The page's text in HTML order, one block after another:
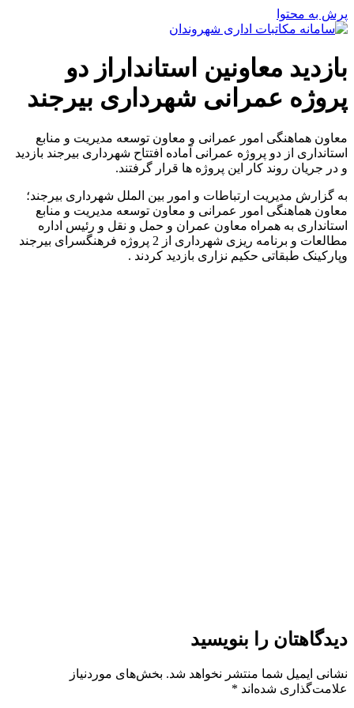
پرش به محتوا
بازدید معاونین استانداراز دو
پروژه عمرانی شهرداری بیرجند
معاون هماهنگی امور عمرانی و معاون توسعه مدیریت و منابع
استانداری از دو پروژه عمرانی آماده افتتاح شهرداری بیرجند بازدید
و در جریان روند کار این پروژه ها قرار گرفتند.
به گزارش مدیریت ارتباطات و امور بین الملل شهرداری بیرجند؛
معاون هماهنگی امور عمرانی و معاون توسعه مدیریت و منابع
استانداری به همراه معاون عمران و حمل و نقل و رئیس اداره
مطالعات و برنامه ریزی شهرداری از 2 پروژه فرهنگسرای بیرجند
وپارکینک طبقاتی حکیم نزاری بازدید کردند .
دیدگاهتان را بنویسید
نشانی ایمیل شما منتشر نخواهد شد. بخش‌های موردنیاز
علامت‌گذاری شده‌اند *